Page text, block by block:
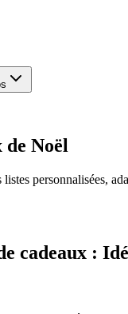
Noël
personnalisées,
: